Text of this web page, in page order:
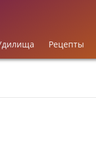
Рецепты